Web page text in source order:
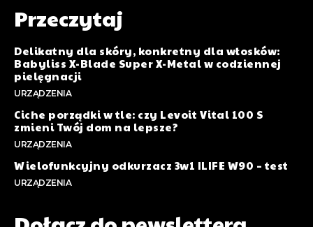
Przeczytaj
Delikatny dla skóry, konkretny dla włosków:
Babyliss X-Blade Super X-Metal w codziennej
pielęgnacji
URZĄDZENIA
Ciche porządki w tle: czy Levoit Vital 100 S
zmieni Twój dom na lepsze?
URZĄDZENIA
Wielofunkcyjny odkurzacz 3w1 ILIFE W90 – test
URZĄDZENIA